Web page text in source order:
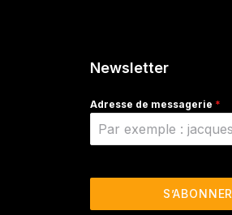
Newsletter
Adresse de messagerie *
S’ABONNER